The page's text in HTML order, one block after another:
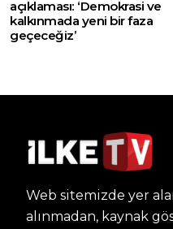
açıklaması: ‘Demokrasi ve
kalkınmada yeni bir faza
geçeceğiz’
Web sitemizde yer
alınmadan, kaynak